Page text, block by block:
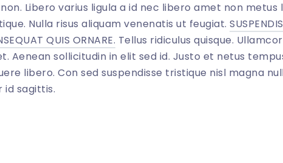
Libero varius ligula a id nec libero amet non metus
Nulla risus aliquam venenatis ut feugiat.
QUIS ORNARE. Tellus ridiculus quisque.
Aenean sollicitudin in elit sed id. Justo et netus
libero. Con sed suspendisse tristique nisl magna
id sagittis.